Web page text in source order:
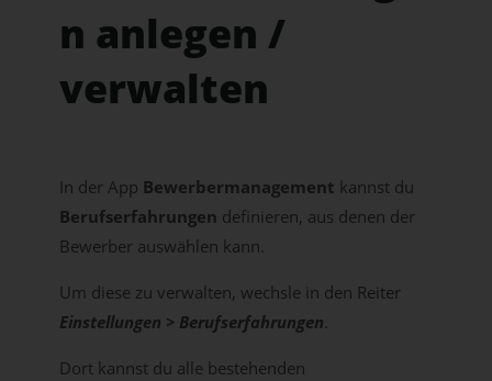
n anlegen /
verwalten
In der App Bewerbermanagement kannst du
Berufserfahrungen definieren, aus denen der
Bewerber auswählen kann.
Um diese zu verwalten, wechsle in den Reiter
Einstellungen > Berufserfahrungen.
Dort kannst du alle bestehenden